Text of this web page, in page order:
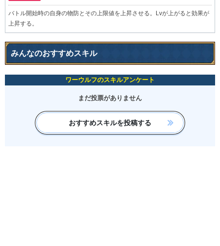
バトル開始時の自身の物防とその上限値を上昇させる。Lvが上がると効果が
上昇する。
みんなのおすすめスキル
ワーウルフのスキルアンケート
まだ投票がありません
おすすめスキルを投稿する